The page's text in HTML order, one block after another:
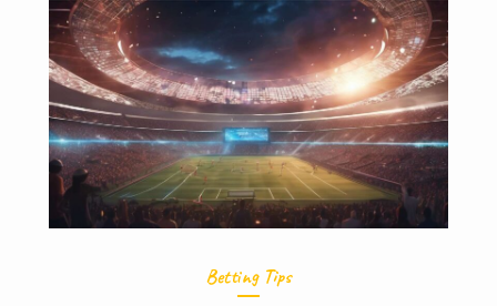
Betting Tips